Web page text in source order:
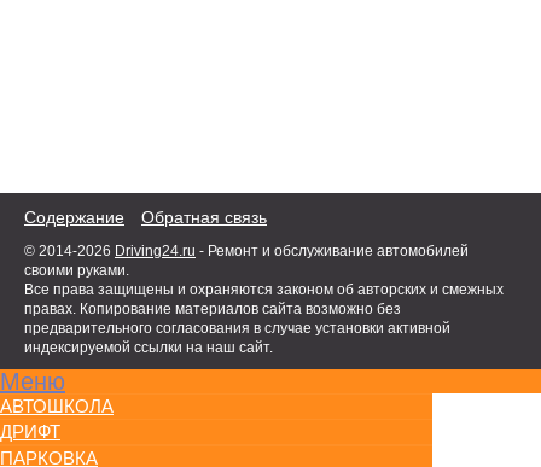
Содержание Обратная связь
© 2014-2026 Driving24.ru - Ремонт и обслуживание автомобилей
своими руками.
Все права защищены и охраняются законом об авторских и смежных
правах. Копирование материалов сайта возможно без
предварительного согласования в случае установки активной
индексируемой ссылки на наш сайт.
Меню
АВТОШКОЛА
ДРИФТ
ПАРКОВКА